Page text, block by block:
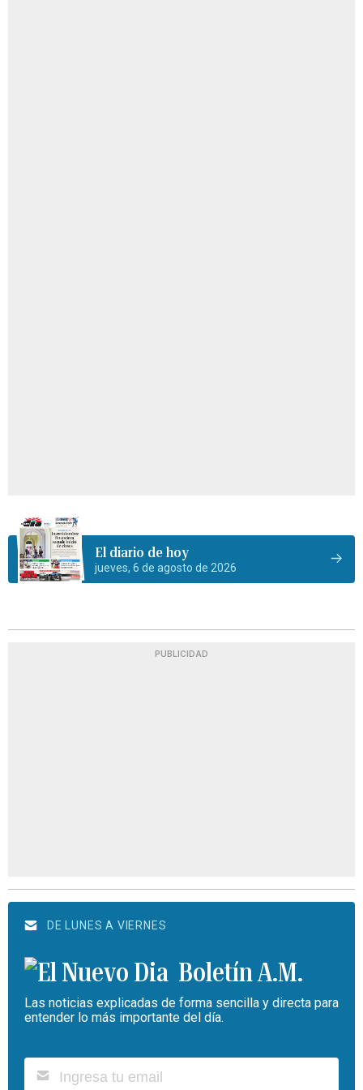
El diario de hoy
jueves, 6 de agosto de 2026
PUBLICIDAD
DE LUNES A VIERNES
Boletín A.M.
Las noticias explicadas de forma sencilla y directa para
entender lo más importante del día.